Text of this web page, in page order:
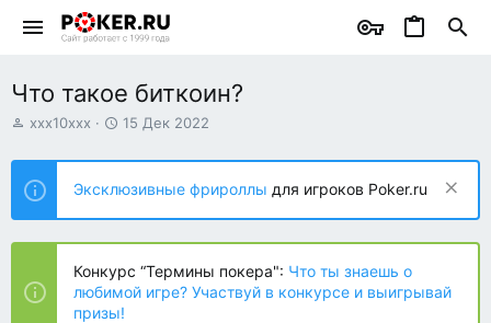
Что такое биткоин?
А
т
о
р
т
е
ы
xxx10xxx
Д
т
н
а
ч
л
а
15 Дек 2022
Эксклюзивные фрироллы для игроков Poker.ru
Конкурс “Термины покера": Что ты знаешь о
любимой игре? Участвуй в конкурсе и выигрывай
призы!